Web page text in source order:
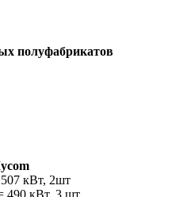
полуфабрикатов
кВт, 2шт
490 кВт, 3 шт